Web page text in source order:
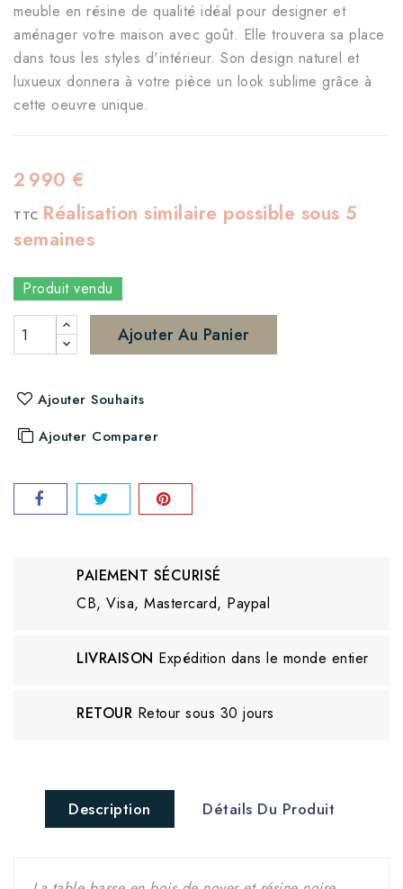
meuble en résine de qualité idéal pour designer et
aménager votre maison avec goût. Elle trouvera sa place
dans tous les styles d'intérieur. Son design naturel et
luxueux donnera à votre pièce un look sublime grâce à
cette oeuvre unique.
2 990 €
TTC Réalisation similaire possible sous 5
semaines
Produit vendu
Ajouter Au Panier
Ajouter Souhaits
Ajouter Comparer
PAIEMENT SÉCURISÉ
CB, Visa, Mastercard, Paypal
LIVRAISON Expédition dans le monde entier
RETOUR Retour sous 30 jours
Description Détails Du Produit